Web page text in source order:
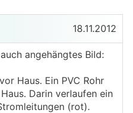
18.11.2012
angehängtes Bild:
Haus. Ein PVC Rohr
Darin verlaufen ein
(rot).